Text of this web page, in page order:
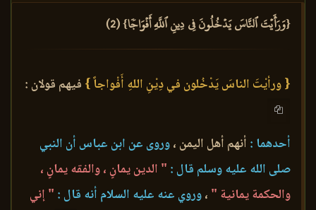
{وَرَأَيۡتَ ٱلنَّاسَ يَدۡخُلُونَ فِي دِينِ ٱللَّهِ أَفۡوَاجٗا} (2)
{ ورأيْتَ الناسَ يَدْخُلون في دِيْنِ اللهِ أَفْواجاً } فيهم قولان :
أحدهما : أنهم أهل اليمن ،وروى عن ابن عباس أن النبي
صلى الله عليه وسلم قال : " الدين يمانٍ ، والفقه يمانٍ ،
والحكمة يمانية " ،وروي عنه عليه السلام أنه قال : " إني